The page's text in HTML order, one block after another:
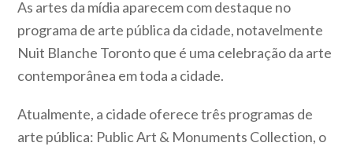
As artes da mídia aparecem com destaque no
programa de arte pública da cidade, notavelmente
Nuit Blanche Toronto que é uma celebração da arte
contemporânea em toda a cidade.
Atualmente, a cidade oferece três programas de
arte pública: Public Art & Monuments Collection, o